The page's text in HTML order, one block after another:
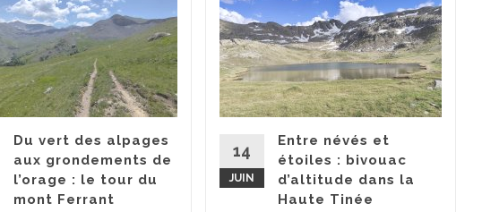
Du vert des alpages
aux grondements de
l’orage : le tour du
mont Ferrant
14
JUIN
Entre névés et
étoiles : bivouac
d’altitude dans la
Haute Tinée